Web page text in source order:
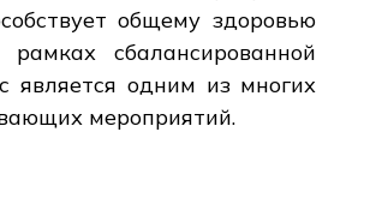
общему здоровью
сбалансированной
является одним из многих
мероприятий.